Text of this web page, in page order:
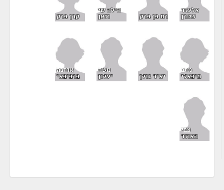
אלעזר
שטרן רם בן ברק
הילה שי
וזאן קרן ברק
מרב
מיכאלי יאיר גולן
משה
יעלון
אורנה
ברביבאי
צבי
האוזר